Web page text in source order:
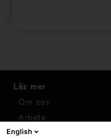
Läs mer
Om oss
Arbete
Media
English